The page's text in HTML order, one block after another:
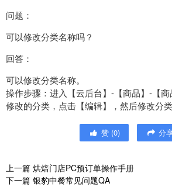
问题：
可以修改分类名称吗？
回答：
可以修改分类名称。
操作步骤：进入【云后台】-【商品】-【
修改的分类，点击【编辑】，然后修改分类
赞 (0) 分
上一篇 烘焙门店PC预订单操作手册
下一篇 银豹中餐常见问题QA